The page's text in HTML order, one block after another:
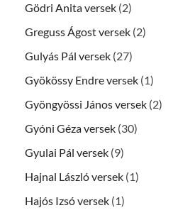
Gödri Anita versek (2)
Greguss Ágost versek (2)
Gulyás Pál versek (27)
Gyökössy Endre versek (1)
Gyöngyössi János versek (2)
Gyóni Géza versek (30)
Gyulai Pál versek (9)
Hajnal László versek (1)
Hajós Izsó versek (1)